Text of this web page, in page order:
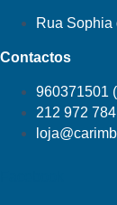
Rua Sophia
Contactos
960371501
212 972